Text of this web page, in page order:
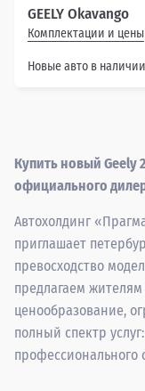
GEELY Okavango
Комплектации и цены
Новые авто в
Купить новый Geely
официального
Автохолдинг
приглашает
превосходство
предлагаем
ценообразование,
полный спектр
профессионального